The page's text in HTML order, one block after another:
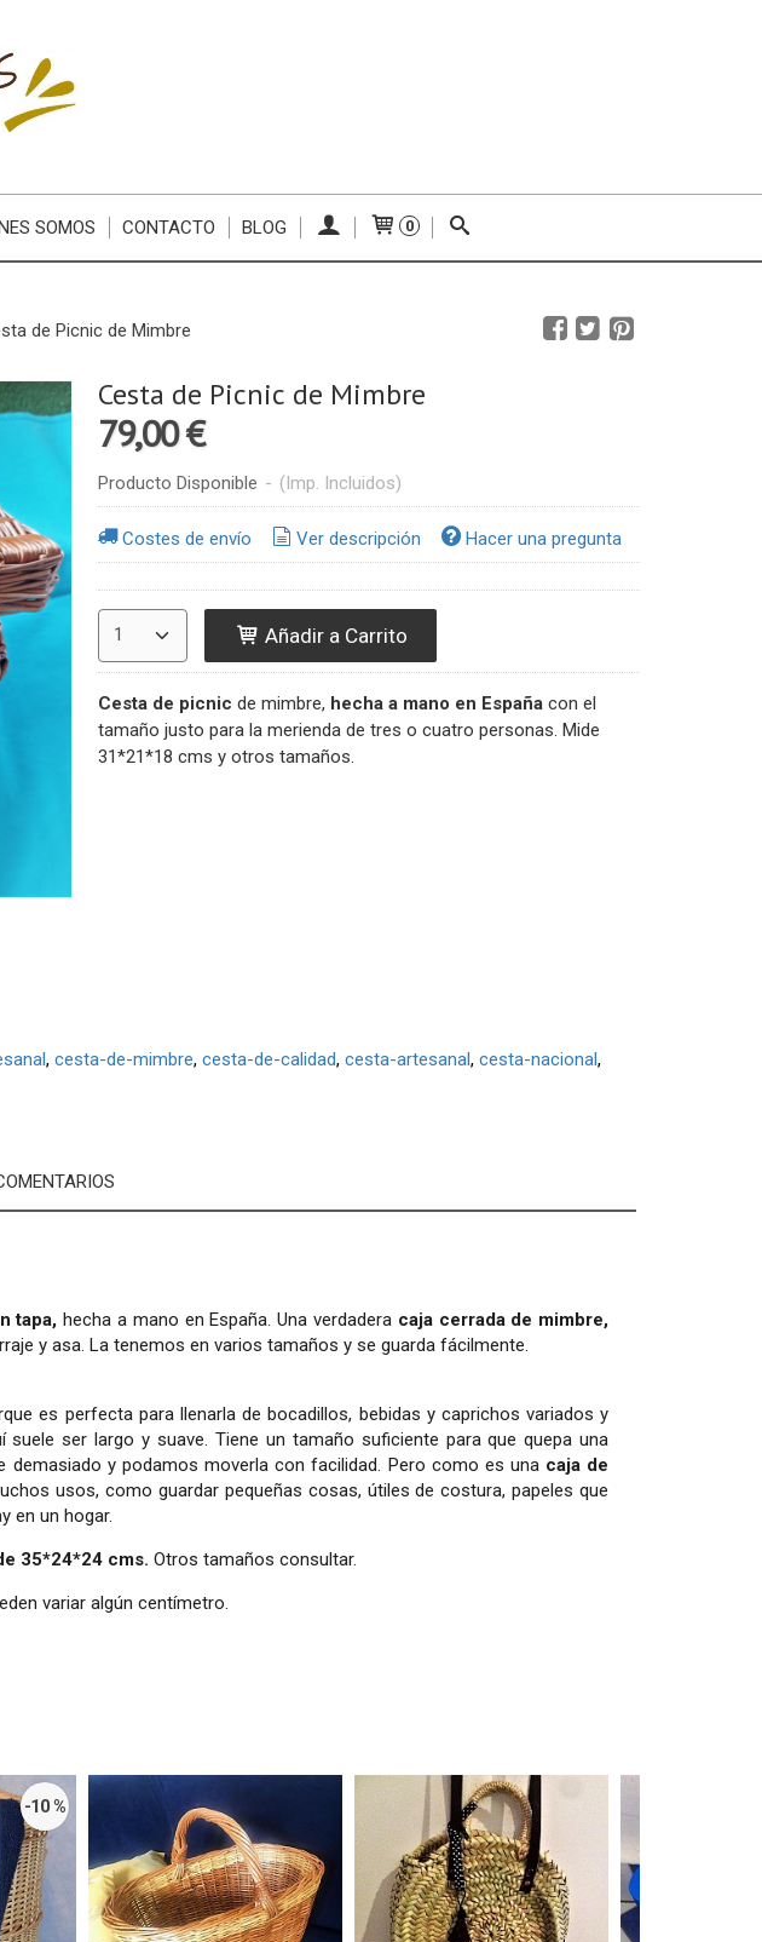
SOMOS CONTACTO BLOG 0
de Picnic de Mimbre
Cesta de Picnic de Mimbre
79,00 €
Producto Disponible - (Imp. Incluidos)
Costes de envío Ver descripción Hacer una pregunta
Añadir a Carrito
Cesta de picnic de mimbre, hecha a mano en Españacon el
tamaño justo para la merienda de tres o cuatro personas. Mide
31*21*18 cms y otros tamaños.
cesta-de-mimbre cesta-de-calidad cesta-artesanal cesta-nacional
tapa,hecha a mano en España. Una verdadera caja cerrada de mimbre,
y asa. La tenemos en varios tamaños y se guarda fácilmente.
es perfecta para llenarla de bocadillos, bebidas y caprichos variados y
ser largo y suave. Tiene un tamaño suficiente para que quepa una
demasiado y podamos moverla con facilidad. Pero como es una caja de
usos, como guardar pequeñas cosas, útiles de costura, papeles que
en un hogar.
35*24*24 cms.Otros tamaños consultar.
variar algún centímetro.
-10 %